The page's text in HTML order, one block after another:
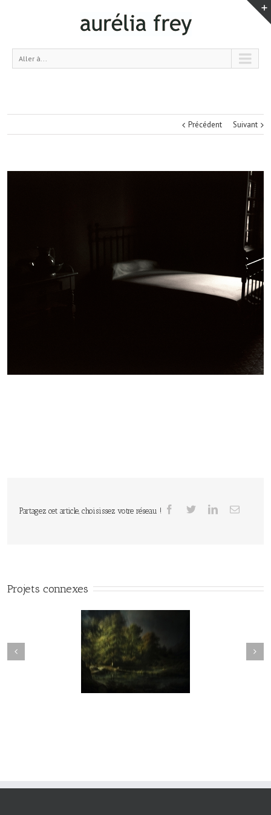
Aller à...
Précédent Suivant
Partagez cet article, choisissez votre réseau !
Projets connexes
vie#025